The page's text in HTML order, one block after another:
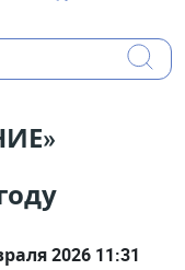
2026 11:31